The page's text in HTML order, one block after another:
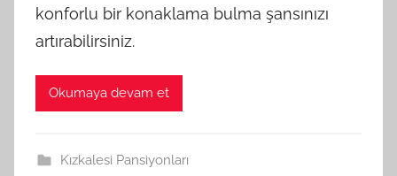
konforlu bir konaklama bulma şansınızı
artırabilirsiniz.
Okumaya devam et
Kızkalesi Pansiyonları